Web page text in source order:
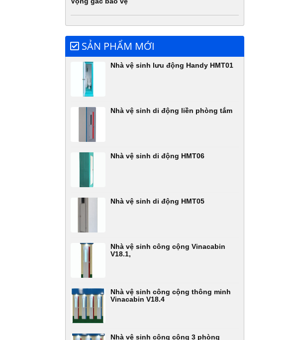
SẢN PHẨM MỚI
Nhà vệ sinh lưu động Handy HMT01
Nhà vệ sinh di động liền phòng tắm
Nhà vệ sinh di động HMT06
Nhà vệ sinh di động HMT05
Nhà vệ sinh công cộng Vinacabin
V18.1,
Nhà vệ sinh công cộng thông minh
Vinacabin V18.4
Nhà vệ sinh công cộng 3 phòng